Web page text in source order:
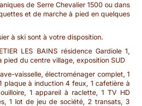
de Serre Chevalier 1500 ou dans
et de marche à pied en quelques
à ski sont à votre disposition.
LES BAINS résidence Gardiole 1,
pied du centre village, exposition SUD
vaisselle, électroménager complet, 1
plaque à induction 4 feux, 1 cafetière à
1 appareil à raclette, 1 TV HD
1 lot de jeu de société, 2 transats, 3